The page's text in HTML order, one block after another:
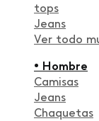
tops
Jeans
Ver todo
• Hombre
Camisas
Jeans
Chaquetas